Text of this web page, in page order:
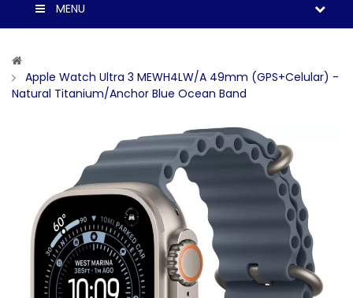
MENU
Apple Watch Ultra 3 MEWH4LW/A 49mm (GPS+Celular) -
Natural Titanium/Anchor Blue Ocean Band